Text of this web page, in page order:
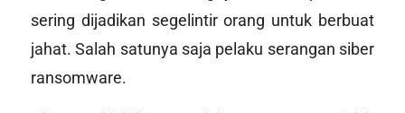
sering dijadikan segelintir orang untuk berbuat
jahat. Salah satunya saja pelaku serangan siber
ransomware.